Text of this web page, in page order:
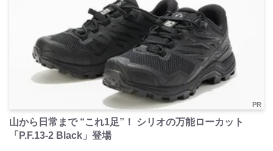
PR
山から日常まで “これ1足”！ シリオの万能ローカット
「P.F.13-2 Black」登場